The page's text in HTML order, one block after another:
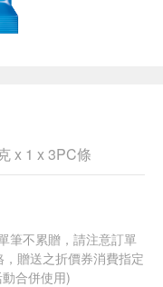
x 1 x 3PC條
筆不累贈，請注意訂單
贈送之折價券消費指定
合併使用)